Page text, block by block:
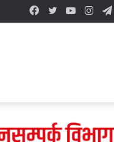
YouTube
Twitter
Facebook